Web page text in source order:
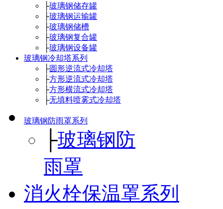
├玻璃钢储存罐
├玻璃钢运输罐
├玻璃钢储槽
├玻璃钢复合罐
├玻璃钢设备罐
玻璃钢冷却塔系列
├圆形逆流式冷却塔
├方形逆流式冷却塔
├方形横流式冷却塔
├无填料喷雾式冷却塔
玻璃钢防雨罩系列
├玻璃钢防
雨罩
消火栓保温罩系列